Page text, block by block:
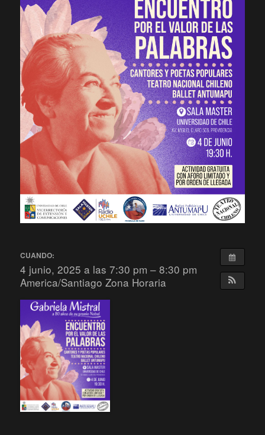
CUANDO:
4 junio, 2025 a las 7:30 pm – 8:30 pm
America/Santiago Zona Horaria